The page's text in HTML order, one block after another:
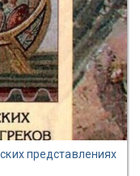
представлениях